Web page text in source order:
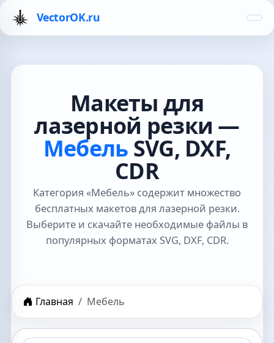
VectorOK.ru
Макеты для
лазерной резки —
Мебель SVG, DXF,
CDR
Категория «Мебель» содержит множество
бесплатных макетов для лазерной резки.
Выберите и скачайте необходимые файлы в
популярных форматах SVG, DXF, CDR.
Главная Мебель